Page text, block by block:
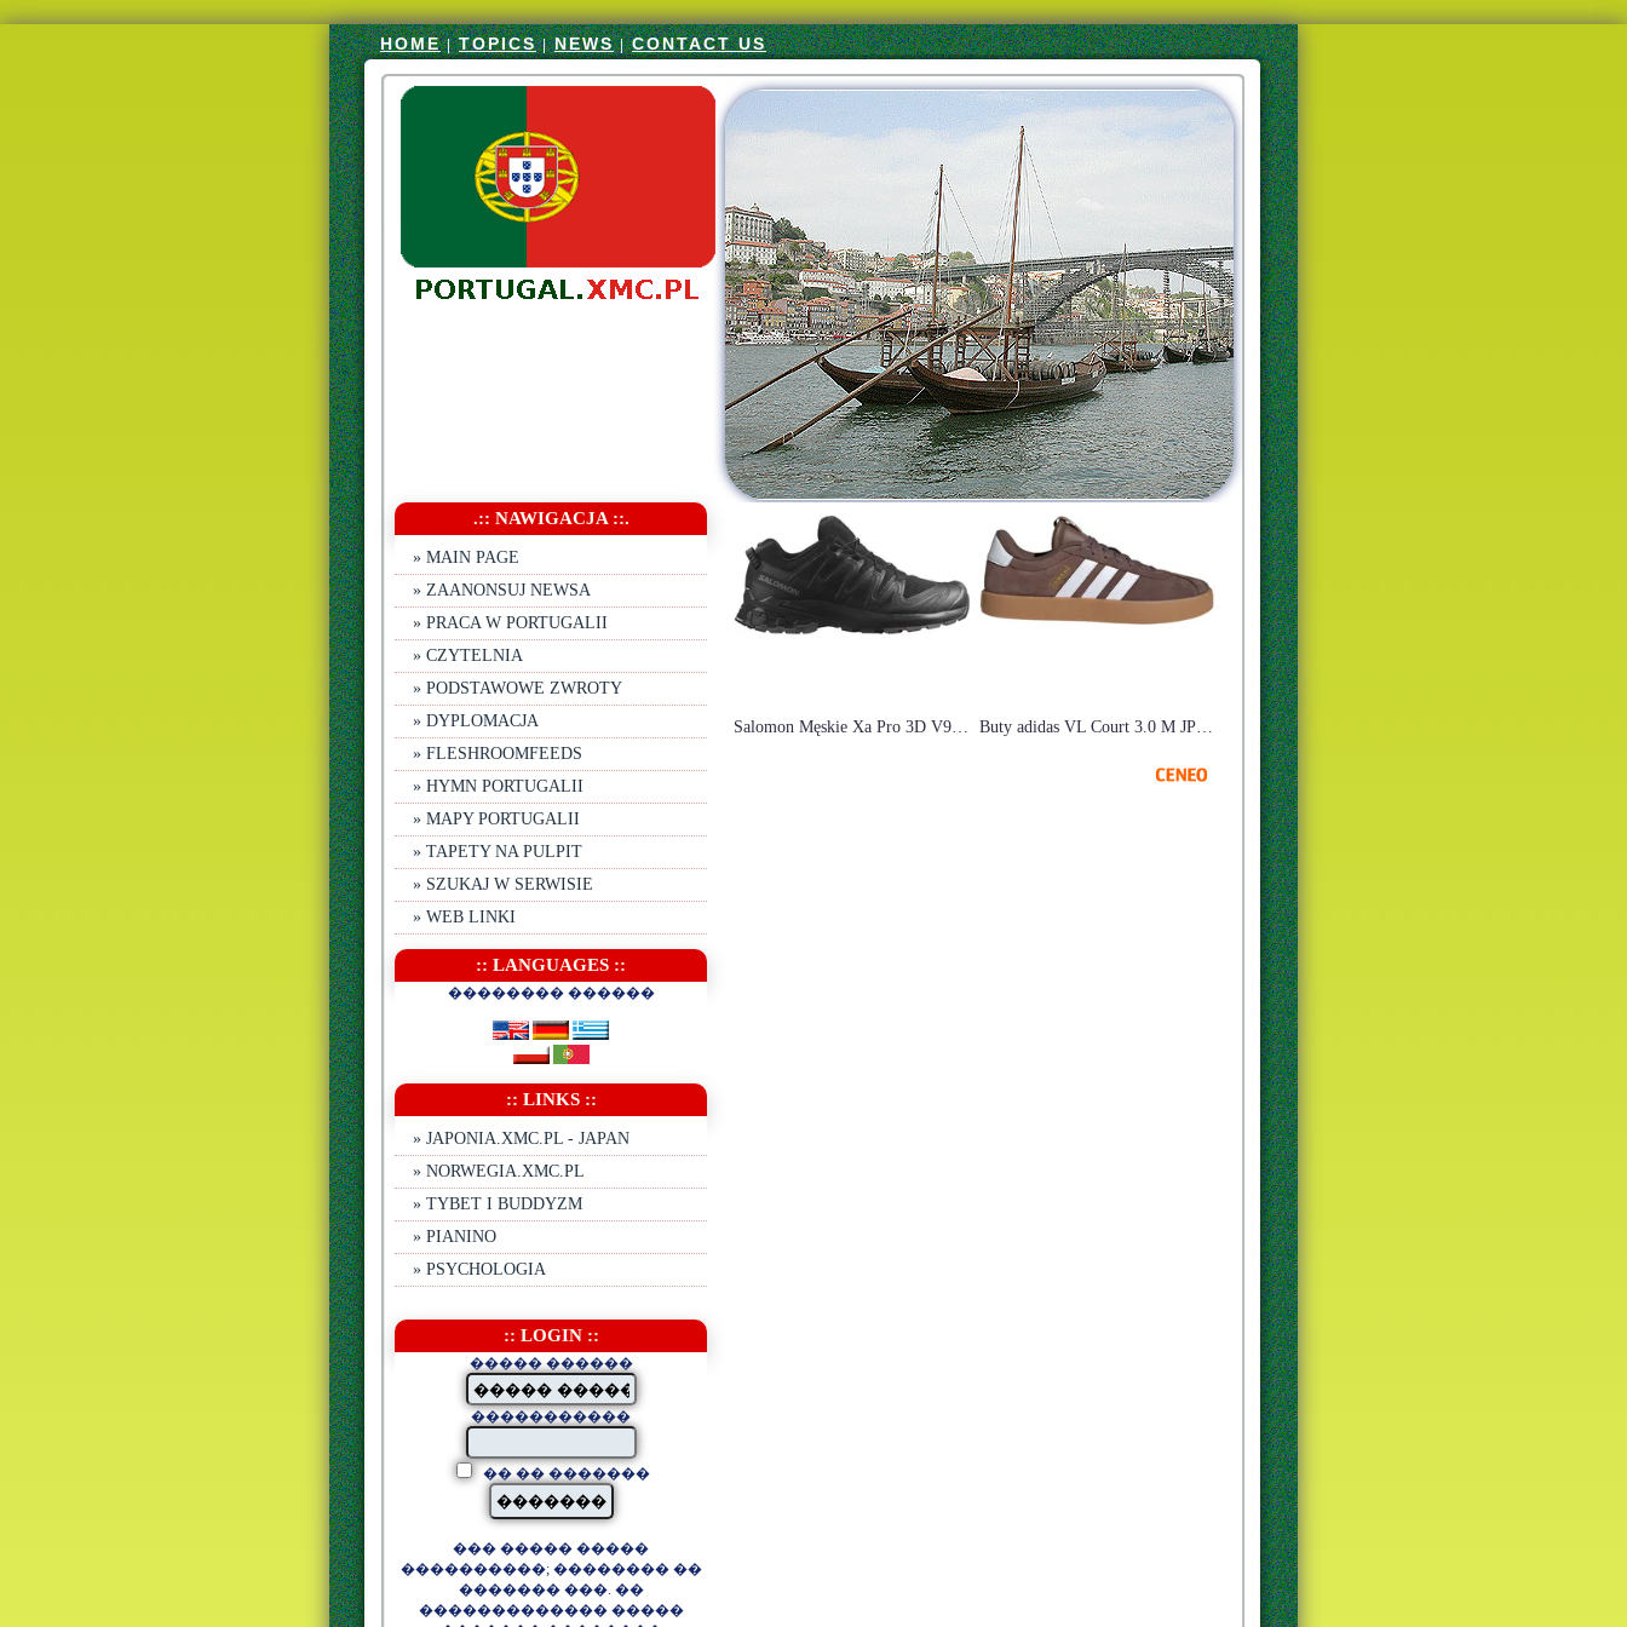
HOME|TOPICS|NEWS|CONTACT US
Salomon Męskie Xa Pro 3D V9 472718 Buty adidas VL Court 3.0 M JP7536
.:: NAWIGACJA ::.
» MAIN PAGE
» ZAANONSUJ NEWSA
» PRACA W PORTUGALII
» CZYTELNIA
» PODSTAWOWE ZWROTY
» DYPLOMACJA
» FLESHROOMFEEDS
» HYMN PORTUGALII
» MAPY PORTUGALII
» TAPETY NA PULPIT
» SZUKAJ W SERWISIE
» WEB LINKI
:: LANGUAGES ::
�������� ������
:: LINKS ::
» JAPONIA.XMC.PL - JAPAN
» NORWEGIA.XMC.PL
» TYBET I BUDDYZM
» PIANINO
» PSYCHOLOGIA
:: LOGIN ::
����� ������
�����������
�� �� �������
��� ����� �����
����������; �������� ��
������� ���. ��
������������� �����